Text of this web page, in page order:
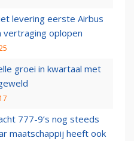
levering eerste Airbus
vertraging oplopen
groei in kwartaal met
777-9’s nog steeds
maatschappij heeft ook